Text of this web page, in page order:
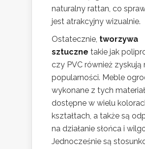
naturalny rattan, co
jest atrakcyjny wizualnie.
Ostatecznie, tworzywa
sztuczne takie jak
czy PVC również zyskują
popularności. Meble
wykonane z tych
dostępne w wielu
kształtach, a także są
na działanie słońca i
Jednocześnie są